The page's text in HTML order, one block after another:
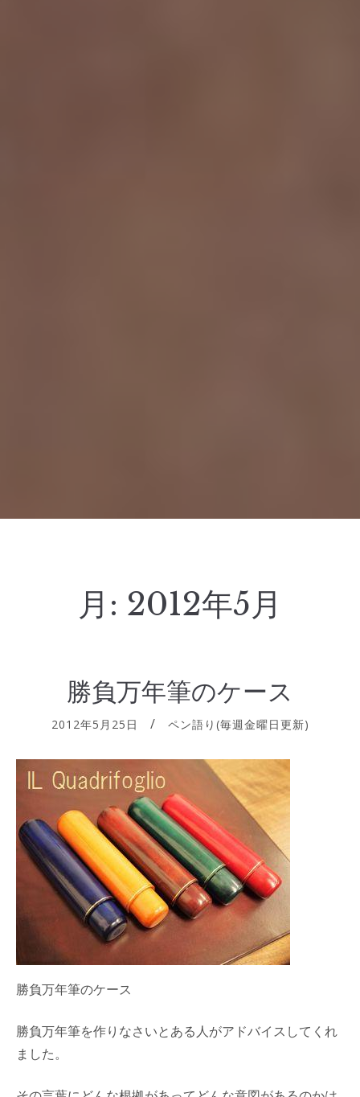
月: 2012年5月
勝負万年筆のケース
2012年5月25日 ペン語り(毎週金曜日更新)
勝負万年筆のケース
勝負万年筆を作りなさいとある人がアドバイスしてくれ
ました。